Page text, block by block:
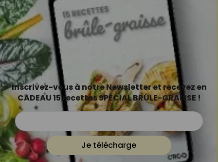
Inscrivez-vous à notre Newsletter et recevez en
CADEAU 15 recettes SPÉCIAL BRÛLE-GRAISSE !
Je télécharge